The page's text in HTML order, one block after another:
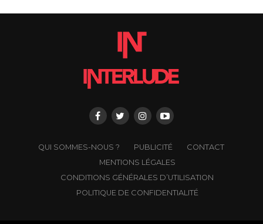
QUI SOMMES-NOUS ? PUBLICITÉ
CONTACT
MENTIONS LÉGALES
CONDITIONS GÉNÉRALES D’UTILISATION
POLITIQUE DE CONFIDENTIALITÉ